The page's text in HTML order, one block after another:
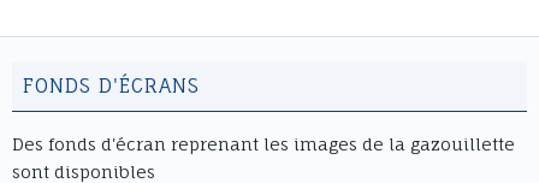
el.title = "Son on/off"; if
(el.title.includes("Thumbnail")) el.title
= "Afficher/Masquer vignettes"; if
(el.title.includes("Single Page Mode"))
FONDS D'ÉCRANS
Des fonds d'écran reprenant les images de la gazouillette
sont disponibles